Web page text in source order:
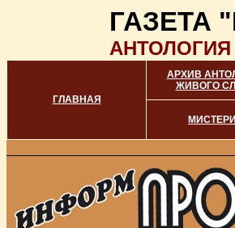
ГАЗЕТА
ГЛАВНАЯ
АРХИВ
ЖИВОГО